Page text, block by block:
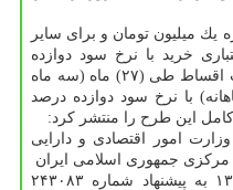
یك میلیون تومان و برای سایر
خرید با نرخ سود دوازده
درصد تعلق خواهد گرفت. بازپرداخت اقساط طی (۲۷) ماه (سه ماه
ماهانه) با نرخ سود دوازده درصد
امور اقتصادی و دارایی
مركزی جمهوری اسلامی ایران
هیئت وزیران در جلسه ۲۸/۱۲/ ۱۳۸۸ به پیشنهاد شماره ۲۴۳۰۸۳